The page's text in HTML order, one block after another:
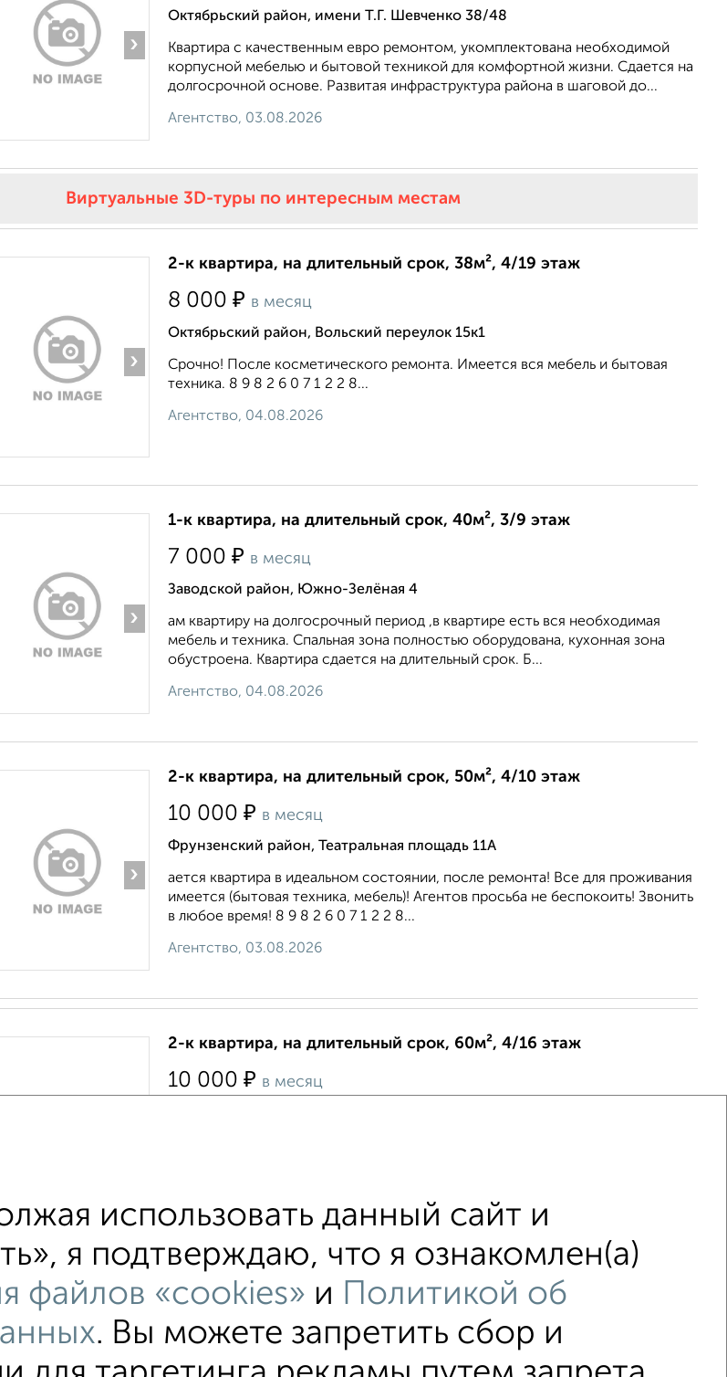
›
Октябрьский район, имени Т.Г. Шевченко 38/48
Квартира с качественным евро ремонтом, укомплектована необходимой
корпусной мебелью и бытовой техникой для комфортной жизни. Сдается на
долгосрочной основе. Развитая инфраструктура района в шаговой до...
Агентство, 03.08.2026
Виртуальные 3D-туры по интересным местам
›
2-к квартира, на длительный срок, 38м², 4/19 этаж
8 000 ₽ в месяц
Октябрьский район, Вольский переулок 15к1
Срочно! После косметического ремонта. Имеется вся мебель и бытовая
техника. 8 9 8 2 6 0 7 1 2 2 8...
Агентство, 04.08.2026
›
1-к квартира, на длительный срок, 40м², 3/9 этаж
7 000 ₽ в месяц
Заводской район, Южно-Зелёная 4
ам квартиру на долгосрочный период ,в квартире есть вся необходимая
мебель и техника. Спальная зона полностью оборудована, кухонная зона
обустроена. Квартира сдается на длительный срок. Б...
Агентство, 04.08.2026
›
2-к квартира, на длительный срок, 50м², 4/10 этаж
10 000 ₽ в месяц
Фрунзенский район, Театральная площадь 11А
ается квартира в идеальном состоянии, после ремонта! Все для проживания
имеется (бытовая техника, мебель)! Агентов просьба не беспокоить! Звонить
в любое время! 8 9 8 2 6 0 7 1 2 2 8...
Агентство, 03.08.2026
2-к квартира, на длительный срок, 60м², 4/16 этаж
10 000 ₽ в месяц
использовать данный сайт и
я подтверждаю, что я ознакомлен(а)
файлов «cookies» и
Политикой об
. Вы можете запретить сбор и